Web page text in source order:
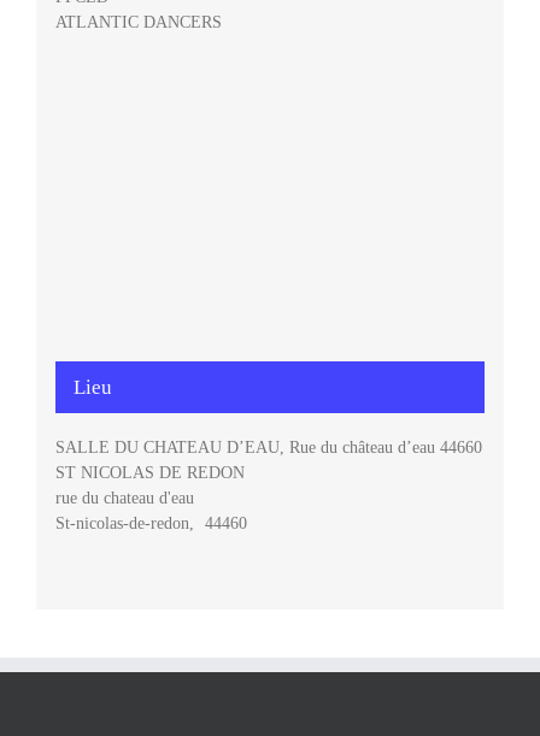
ATLANTIC DANCERS
Lieu
SALLE DU CHATEAU D’EAU, Rue du château d’eau 44660
ST NICOLAS DE REDON
rue du chateau d'eau
St-nicolas-de-redon, 44460